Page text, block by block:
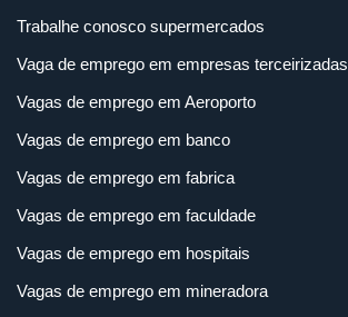
Trabalhe conosco supermercados
Vaga de emprego em empresas terceirizadas
Vagas de emprego em Aeroporto
Vagas de emprego em banco
Vagas de emprego em fabrica
Vagas de emprego em faculdade
Vagas de emprego em hospitais
Vagas de emprego em mineradora